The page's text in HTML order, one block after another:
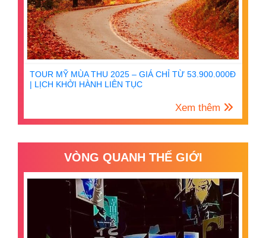
TOUR MỸ MÙA THU 2025 – GIÁ CHỈ TỪ 53.900.000Đ
| LỊCH KHỞI HÀNH LIÊN TỤC
Xem thêm
VÒNG QUANH THẾ GIỚI